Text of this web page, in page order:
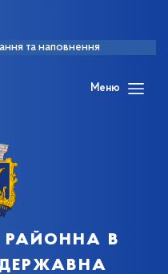
та наповнення
Меню
районна в
державна